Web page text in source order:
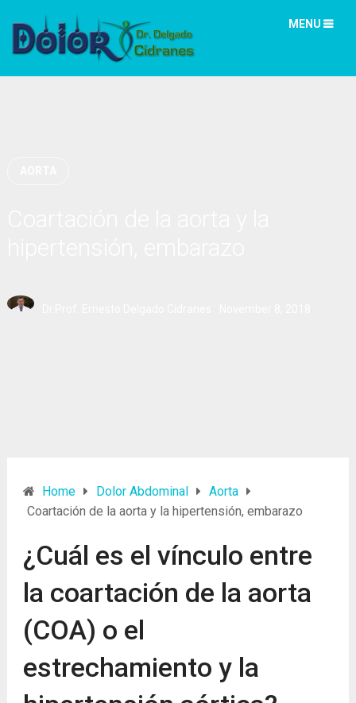
MENU
Home Dolor Abdominal
Aorta
Coartación de la aorta y la hipertensión, embarazo
¿Cuál es el vínculo entre
la coartación de la aorta
(COA) o el
estrechamiento y la